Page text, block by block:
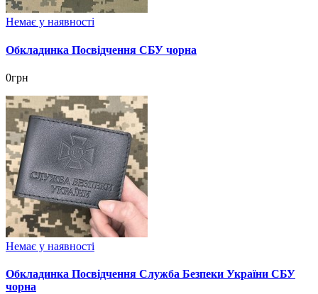
Немає у наявності
Обкладинка Посвідчення СБУ чорна
0грн
Немає у наявності
Обкладинка Посвідчення Служба Безпеки України СБУ
чорна